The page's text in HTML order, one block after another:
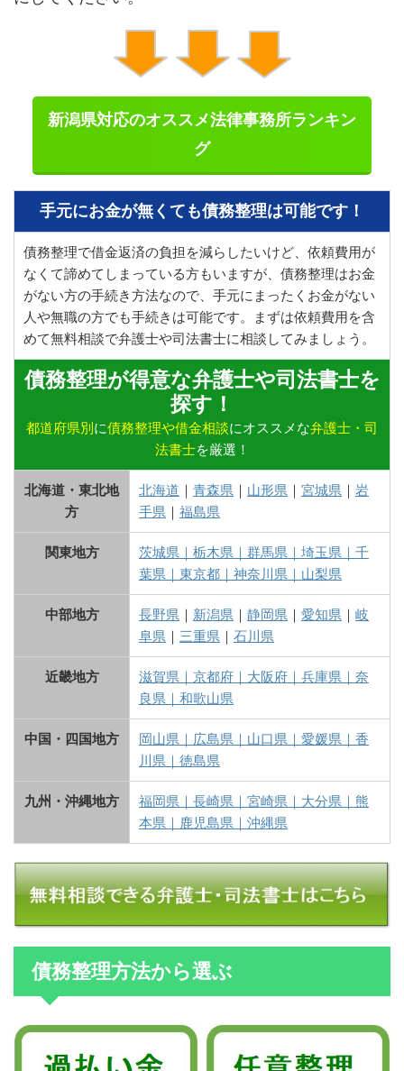
新潟県対応のオススメ法律事務所ランキン
グ
手元にお金が無くても債務整理は可能です！
債務整理で借金返済の負担を減らしたいけど、依頼費用が
なくて諦めてしまっている方もいますが、債務整理はお金
がない方の手続き方法なので、手元にまったくお金がない
人や無職の方でも手続きは可能です。まずは依頼費用を含
めて無料相談で弁護士や司法書士に相談してみましょう。
債務整理が得意な弁護士や司法書士を
探す！
都道府県別 に債務整理や借金相談にオススメな弁護士・司
法書士を厳選！
北海道・東北地
方
北海道 ｜ 青森県 ｜ 山形県 ｜ 宮城県 ｜ 岩
手県 ｜ 福島県
関東地方 茨城県 ｜ 栃木県 ｜ 群馬県 ｜ 埼玉県 ｜ 千
葉県 ｜ 東京都 ｜ 神奈川県 ｜ 山梨県
中部地方 長野県 ｜ 新潟県 ｜ 静岡県 ｜ 愛知県 ｜ 岐
阜県 ｜ 三重県 ｜ 石川県
近畿地方 滋賀県 ｜ 京都府 ｜ 大阪府 ｜ 兵庫県 ｜ 奈
良県 ｜ 和歌山県
中国・四国地方 岡山県 ｜ 広島県 ｜ 山口県 ｜ 愛媛県 ｜ 香
川県 ｜ 徳島県
九州・沖縄地方 福岡県 ｜ 長崎県 ｜ 宮崎県 ｜ 大分県 ｜ 熊
本県 ｜ 鹿児島県 ｜ 沖縄県
債務整理方法から選ぶ